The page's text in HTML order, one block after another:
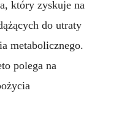
który zyskuje na
do utraty
metabolicznego.
polega na